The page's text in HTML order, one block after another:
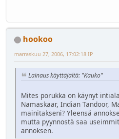
hookoo
marraskuu 27, 2006, 17:02:18 IP
Lainaus käyttäjältä: "Kauko"
Mites porukka on käynyt
Namaskaar, Indian Tandoor,
mainitakseni? Yleensä
mutta pyynnostä saa
annoksen.